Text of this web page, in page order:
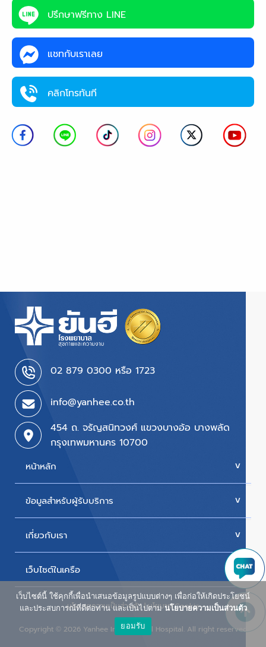
ปรึกษาฟรีทาง LINE
แชทกับเราเลย
คลิกโทรทันที
02 879 0300 หรือ 1723
info@yanhee.co.th
454 ถ. จรัญสนิทวงศ์ แขวงบางอ้อ บางพลัด
กรุงเทพมหานคร 10700
หน้าหลัก
บริการของเรา
ข้อมูลสำหรับผู้รับบริการ
นัดหมายแพทย์
สิทธิเบิกตรงข้าราชการ
ห้องพักผู้ป่วยใน
เกี่ยวกับเรา
ประวัติโรงพยาบาล
วิสัยทัศน์และพันธกิจ
เว็บไซต์ในเครือ
ศูนย์ผู้สูงอายุยันฮี
น้ำดื่ม ยันฮี วิตามิน วอเตอร์
นโยบายความเป็นส่วนตัว|นโยบาย Cookie
Copyright ©2026 Yanhee International Hospital. All right reserved
เว็บไซต์นี้ ใช้คุกกี้เพื่อนำเสนอข้อมูลรูปแบบต่างๆ เพื่อก่อให้เกิดประโยชน์
และประสบการณ์ที่ดีต่อท่าน และเป็นไปตามนโยบายความเป็นส่วนตัว
ยอมรับ